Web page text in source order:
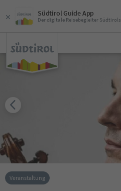
Südtirol Guide App
Der digitale Reisebegleiter Südtirols
Veranstaltung